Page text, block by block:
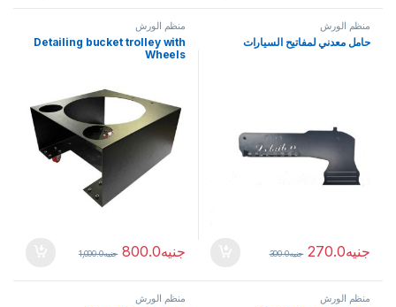
منظم الورش
حامل معدني لمفاتيح السيارات
جنيه270.0 جنيه300.0
منظم الورش
Detailing bucket trolley with
Wheels
جنيه800.0 جنيه1,000.0
منظم الورش منظم الورش